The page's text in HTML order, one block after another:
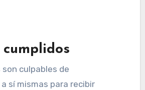
cumplidos
culpables de
sí mismas para recibir